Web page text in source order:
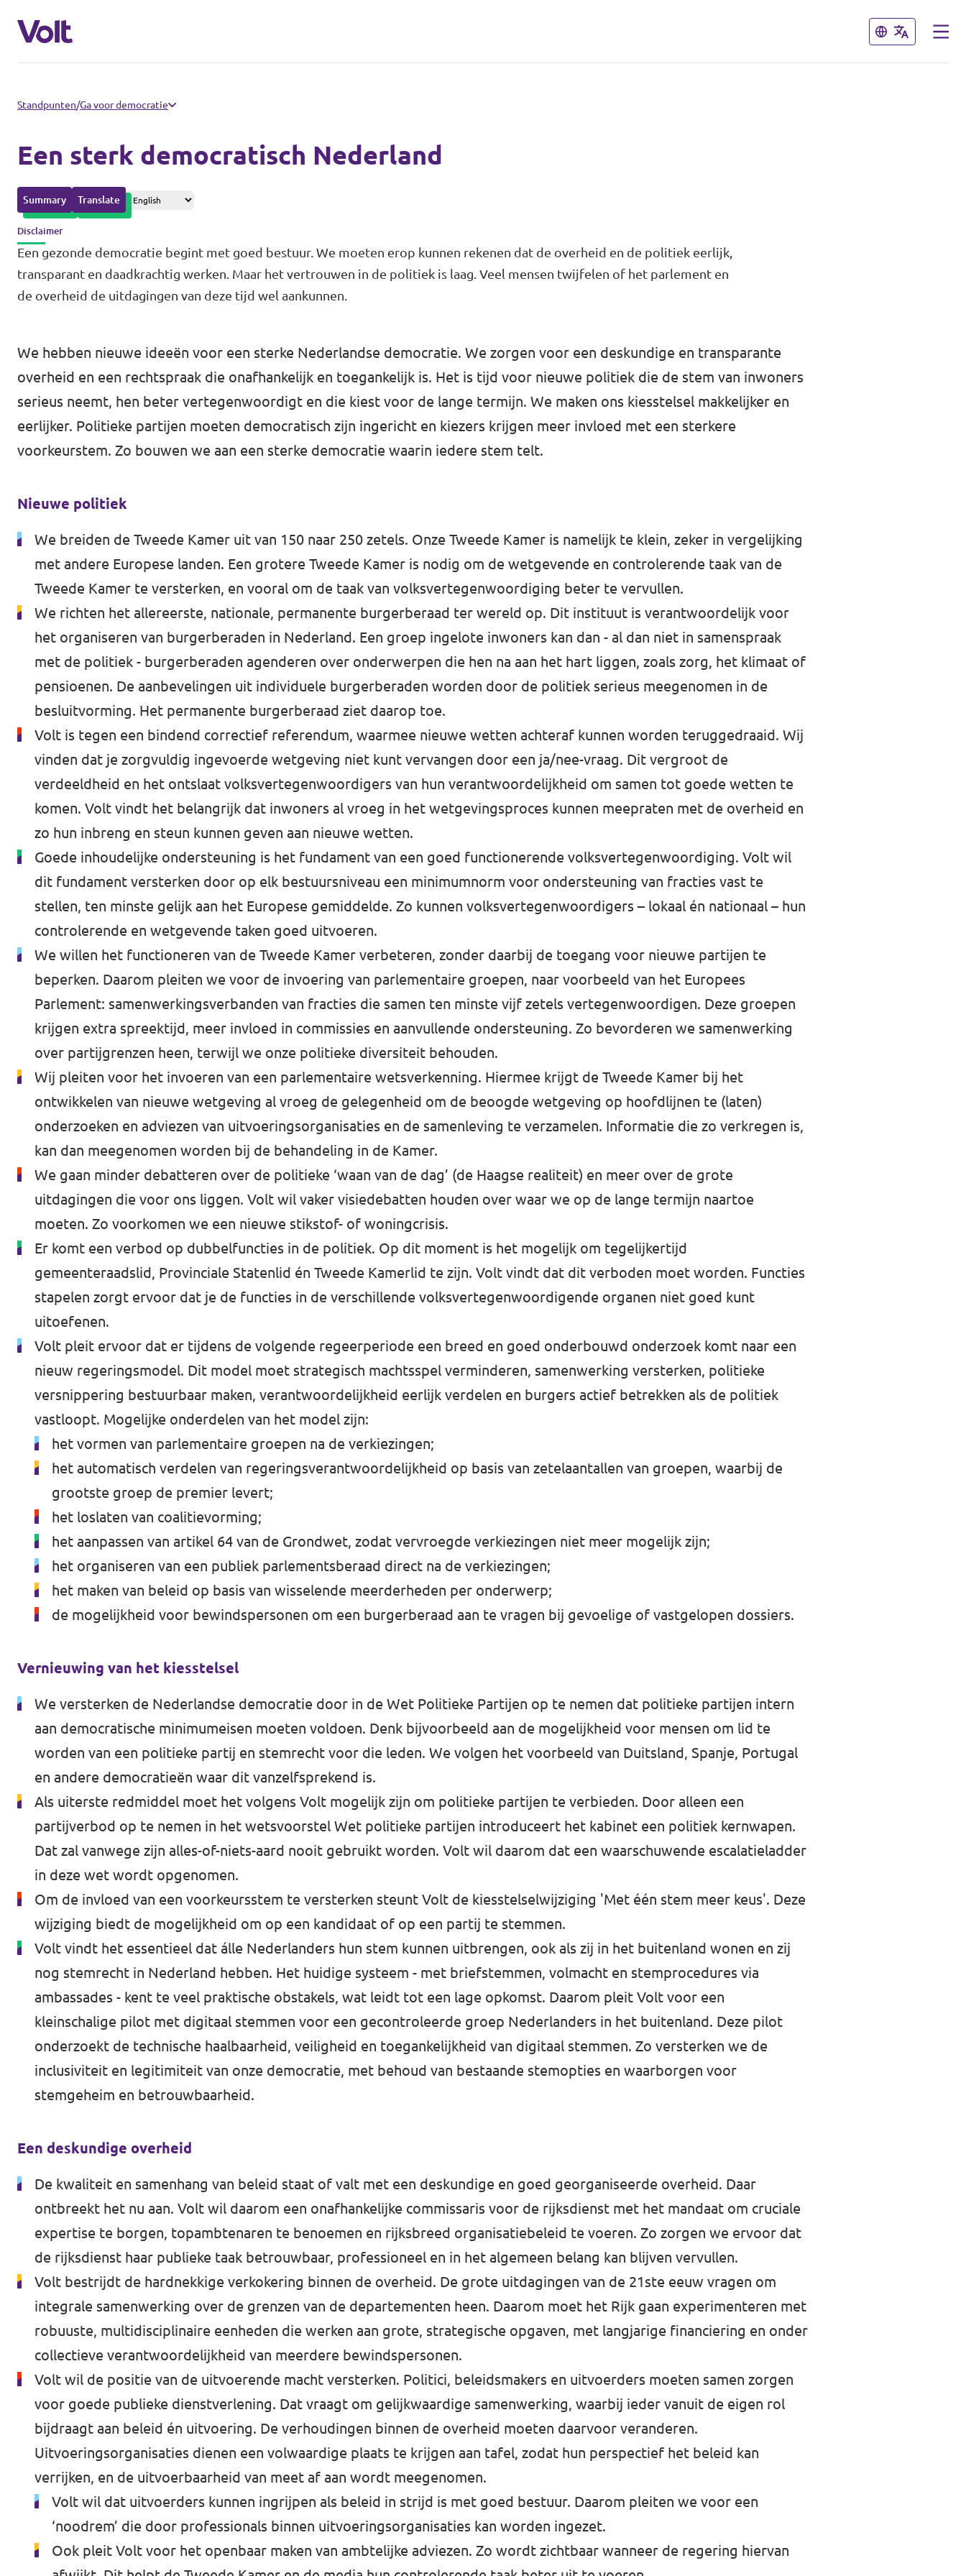
Sluiten
Afdelingen in de gemeenten
Volt Amsterdam
Volt Delft
...alle Volt gemeenten
Afdelingen in de provincies
Volt Provincie Utrecht
...alle Volt provincies
Sluiten
Over Volt
Mensen
Agenda
Doneer
Word actief
Doneer
Werken bij Volt
Contact
Sprekersaanvraag
Volt There - Buitenlandstichting Volt
Standpunten/Ga voor democratie
Een sterk democratisch Nederland
Summary Translate
Disclaimer
Een gezonde democratie begint met goed bestuur. We moeten erop kunnen rekenen dat de overheid en de politiek eerlijk,
transparant en daadkrachtig werken. Maar het vertrouwen in de politiek is laag. Veel mensen twijfelen of het parlement en
de overheid de uitdagingen van deze tijd wel aankunnen.
We hebben nieuwe ideeën voor een sterke Nederlandse democratie. We zorgen voor een deskundige en transparante
overheid en een rechtspraak die onafhankelijk en toegankelijk is. Het is tijd voor nieuwe politiek die de stem van inwoners
serieus neemt, hen beter vertegenwoordigt en die kiest voor de lange termijn. We maken ons kiesstelsel makkelijker en
eerlijker. Politieke partijen moeten democratisch zijn ingericht en kiezers krijgen meer invloed met een sterkere
voorkeurstem. Zo bouwen we aan een sterke democratie waarin iedere stem telt.
Nieuwe politiek
We breiden de Tweede Kamer uit van 150 naar 250 zetels. Onze Tweede Kamer is namelijk te klein, zeker in vergelijking
met andere Europese landen. Een grotere Tweede Kamer is nodig om de wetgevende en controlerende taak van de
Tweede Kamer te versterken, en vooral om de taak van volksvertegenwoordiging beter te vervullen.
We richten het allereerste, nationale, permanente burgerberaad ter wereld op. Dit instituut is verantwoordelijk voor
het organiseren van burgerberaden in Nederland. Een groep ingelote inwoners kan dan - al dan niet in samenspraak
met de politiek - burgerberaden agenderen over onderwerpen die hen na aan het hart liggen, zoals zorg, het klimaat of
pensioenen. De aanbevelingen uit individuele burgerberaden worden door de politiek serieus meegenomen in de
besluitvorming. Het permanente burgerberaad ziet daarop toe.
Volt is tegen een bindend correctief referendum, waarmee nieuwe wetten achteraf kunnen worden teruggedraaid. Wij
vinden dat je zorgvuldig ingevoerde wetgeving niet kunt vervangen door een ja/nee-vraag. Dit vergroot de
verdeeldheid en het ontslaat volksvertegenwoordigers van hun verantwoordelijkheid om samen tot goede wetten te
komen. Volt vindt het belangrijk dat inwoners al vroeg in het wetgevingsproces kunnen meepraten met de overheid en
zo hun inbreng en steun kunnen geven aan nieuwe wetten.
Goede inhoudelijke ondersteuning is het fundament van een goed functionerende volksvertegenwoordiging. Volt wil
dit fundament versterken door op elk bestuursniveau een minimumnorm voor ondersteuning van fracties vast te
stellen, ten minste gelijk aan het Europese gemiddelde. Zo kunnen volksvertegenwoordigers – lokaal én nationaal – hun
controlerende en wetgevende taken goed uitvoeren.
We willen het functioneren van de Tweede Kamer verbeteren, zonder daarbij de toegang voor nieuwe partijen te
beperken. Daarom pleiten we voor de invoering van parlementaire groepen, naar voorbeeld van het Europees
Parlement: samenwerkingsverbanden van fracties die samen ten minste vijf zetels vertegenwoordigen. Deze groepen
krijgen extra spreektijd, meer invloed in commissies en aanvullende ondersteuning. Zo bevorderen we samenwerking
over partijgrenzen heen, terwijl we onze politieke diversiteit behouden.
Wij pleiten voor het invoeren van een parlementaire wetsverkenning. Hiermee krijgt de Tweede Kamer bij het
ontwikkelen van nieuwe wetgeving al vroeg de gelegenheid om de beoogde wetgeving op hoofdlijnen te (laten)
onderzoeken en adviezen van uitvoeringsorganisaties en de samenleving te verzamelen. Informatie die zo verkregen is,
kan dan meegenomen worden bij de behandeling in de Kamer.
We gaan minder debatteren over de politieke ‘waan van de dag’ (de Haagse realiteit) en meer over de grote
uitdagingen die voor ons liggen. Volt wil vaker visiedebatten houden over waar we op de lange termijn naartoe
moeten. Zo voorkomen we een nieuwe stikstof- of woningcrisis.
Er komt een verbod op dubbelfuncties in de politiek. Op dit moment is het mogelijk om tegelijkertijd
gemeenteraadslid, Provinciale Statenlid én Tweede Kamerlid te zijn. Volt vindt dat dit verboden moet worden. Functies
stapelen zorgt ervoor dat je de functies in de verschillende volksvertegenwoordigende organen niet goed kunt
uitoefenen.
Volt pleit ervoor dat er tijdens de volgende regeerperiode een breed en goed onderbouwd onderzoek komt naar een
nieuw regeringsmodel. Dit model moet strategisch machtsspel verminderen, samenwerking versterken, politieke
versnippering bestuurbaar maken, verantwoordelijkheid eerlijk verdelen en burgers actief betrekken als de politiek
vastloopt. Mogelijke onderdelen van het model zijn:
het vormen van parlementaire groepen na de verkiezingen;
het automatisch verdelen van regeringsverantwoordelijkheid op basis van zetelaantallen van groepen, waarbij de
grootste groep de premier levert;
het loslaten van coalitievorming;
het aanpassen van artikel 64 van de Grondwet, zodat vervroegde verkiezingen niet meer mogelijk zijn;
het organiseren van een publiek parlementsberaad direct na de verkiezingen;
het maken van beleid op basis van wisselende meerderheden per onderwerp;
de mogelijkheid voor bewindspersonen om een burgerberaad aan te vragen bij gevoelige of vastgelopen dossiers.
Vernieuwing van het kiesstelsel
We versterken de Nederlandse democratie door in de Wet Politieke Partijen op te nemen dat politieke partijen intern
aan democratische minimumeisen moeten voldoen. Denk bijvoorbeeld aan de mogelijkheid voor mensen om lid te
worden van een politieke partij en stemrecht voor die leden. We volgen het voorbeeld van Duitsland, Spanje, Portugal
en andere democratieën waar dit vanzelfsprekend is.
Als uiterste redmiddel moet het volgens Volt mogelijk zijn om politieke partijen te verbieden. Door alleen een
partijverbod op te nemen in het wetsvoorstel Wet politieke partijen introduceert het kabinet een politiek kernwapen.
Dat zal vanwege zijn alles-of-niets-aard nooit gebruikt worden. Volt wil daarom dat een waarschuwende escalatieladder
in deze wet wordt opgenomen.
Om de invloed van een voorkeursstem te versterken steunt Volt de kiesstelselwijziging 'Met één stem meer keus'. Deze
wijziging biedt de mogelijkheid om op een kandidaat of op een partij te stemmen.
Volt vindt het essentieel dat álle Nederlanders hun stem kunnen uitbrengen, ook als zij in het buitenland wonen en zij
nog stemrecht in Nederland hebben. Het huidige systeem - met briefstemmen, volmacht en stemprocedures via
ambassades - kent te veel praktische obstakels, wat leidt tot een lage opkomst. Daarom pleit Volt voor een
kleinschalige pilot met digitaal stemmen voor een gecontroleerde groep Nederlanders in het buitenland. Deze pilot
onderzoekt de technische haalbaarheid, veiligheid en toegankelijkheid van digitaal stemmen. Zo versterken we de
inclusiviteit en legitimiteit van onze democratie, met behoud van bestaande stemopties en waarborgen voor
stemgeheim en betrouwbaarheid.
Een deskundige overheid
De kwaliteit en samenhang van beleid staat of valt met een deskundige en goed georganiseerde overheid. Daar
ontbreekt het nu aan. Volt wil daarom een onafhankelijke commissaris voor de rijksdienst met het mandaat om cruciale
expertise te borgen, topambtenaren te benoemen en rijksbreed organisatiebeleid te voeren. Zo zorgen we ervoor dat
de rijksdienst haar publieke taak betrouwbaar, professioneel en in het algemeen belang kan blijven vervullen.
Volt bestrijdt de hardnekkige verkokering binnen de overheid. De grote uitdagingen van de 21ste eeuw vragen om
integrale samenwerking over de grenzen van de departementen heen. Daarom moet het Rijk gaan experimenteren met
robuuste, multidisciplinaire eenheden die werken aan grote, strategische opgaven, met langjarige financiering en onder
collectieve verantwoordelijkheid van meerdere bewindspersonen.
Volt wil de positie van de uitvoerende macht versterken. Politici, beleidsmakers en uitvoerders moeten samen zorgen
voor goede publieke dienstverlening. Dat vraagt om gelijkwaardige samenwerking, waarbij ieder vanuit de eigen rol
bijdraagt aan beleid én uitvoering. De verhoudingen binnen de overheid moeten daarvoor veranderen.
Uitvoeringsorganisaties dienen een volwaardige plaats te krijgen aan tafel, zodat hun perspectief het beleid kan
verrijken, en de uitvoerbaarheid van meet af aan wordt meegenomen.
Volt wil dat uitvoerders kunnen ingrijpen als beleid in strijd is met goed bestuur. Daarom pleiten we voor een
‘noodrem’ die door professionals binnen uitvoeringsorganisaties kan worden ingezet.
Ook pleit Volt voor het openbaar maken van ambtelijke adviezen. Zo wordt zichtbaar wanneer de regering hiervan